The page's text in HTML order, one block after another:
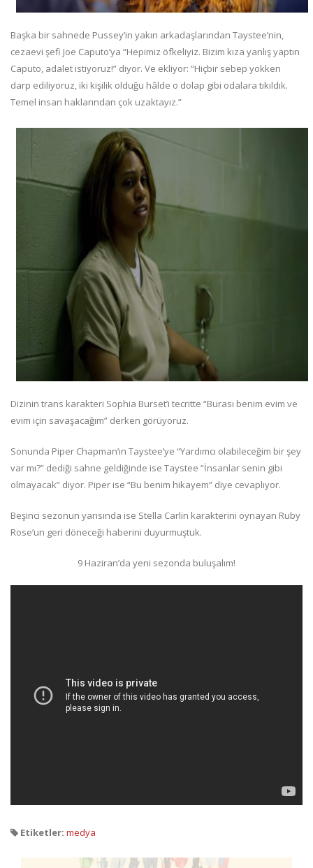
Başka bir sahnede Pussey’in yakın arkadaşlarından Taystee’nin,
cezaevi şefi Joe Caputo’ya “Hepimiz öfkeliyiz. Bizim kıza yanlış yaptın
Caputo, adalet istiyoruz!” diyor. Ve ekliyor: “Hiçbir sebep yokken
darp ediliyoruz, iki kişilik olduğu hâlde o dolap gibi odalara tıkıldık.
Temel insan haklarından çok uzaktayız.”
Dizinin trans karakteri Sophia Burset’i tecritte “Burası benim evim ve
evim için savaşacağım” derken görüyoruz.
Sonunda Piper Chapman’ın Taystee’ye “Yardımcı olabileceğim bir şey
var mı?” dediği sahne geldiğinde ise Taystee “İnsanlar senin gibi
olmayacak” diyor. Piper ise “Bu benim hikayem” diye cevaplıyor.
Beşinci sezonun yarısında ise Stella Carlin karakterini oynayan Ruby
Rose’un geri döneceği haberini duyurmuştuk.
9 Haziran’da yeni sezonda buluşalım!
Etiketler: medya